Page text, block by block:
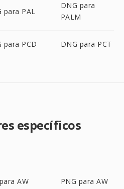
para PAL
DNG para
PALM
para PCD DNG para PCT
específicos
AW PNG para AW